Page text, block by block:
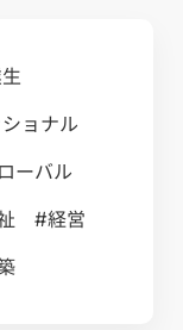
ョナル
ーバル
#経営